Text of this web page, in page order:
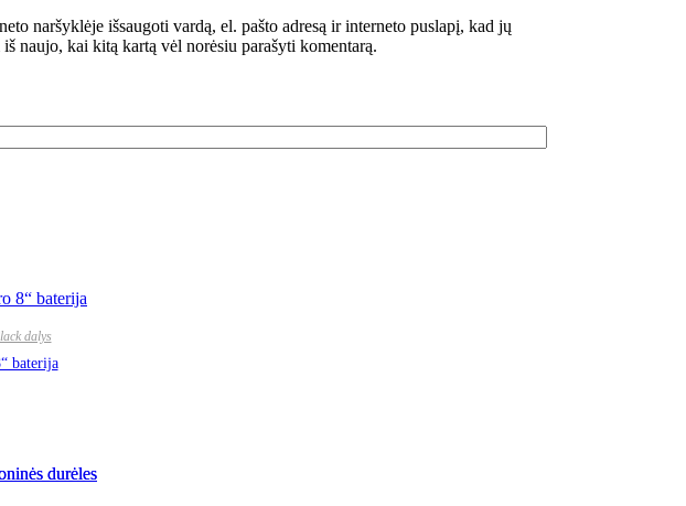
naršyklėje išsaugoti vardą, el. pašto adresą ir interneto puslapį, kad jų
naujo, kai kitą kartą vėl norėsiu parašyti komentarą.
dalys
baterija